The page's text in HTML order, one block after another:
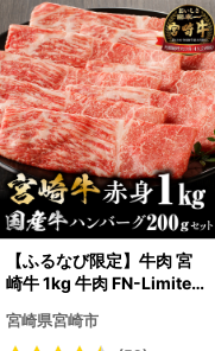
【ふるなび限定】牛肉 宮
崎牛 1kg 牛肉 FN-Limited
宮崎県宮崎市